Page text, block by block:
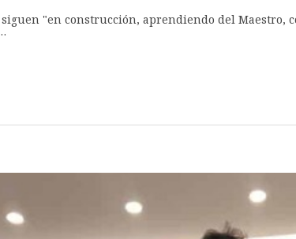
"en construcción, aprendiendo del Maestro,